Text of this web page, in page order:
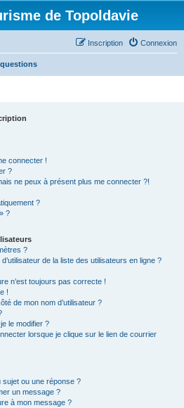
de Topoldavie
Connexion
Inscription
connecter !
?
ne peux à présent plus me connecter ?!
?
?
?
de la liste des utilisateurs en ligne ?
n’est toujours pas correcte !
!
de mon nom d’utilisateur ?
le modifier ?
lorsque je clique sur le lien de courrier
sujet ou une réponse ?
un message ?
à mon message ?